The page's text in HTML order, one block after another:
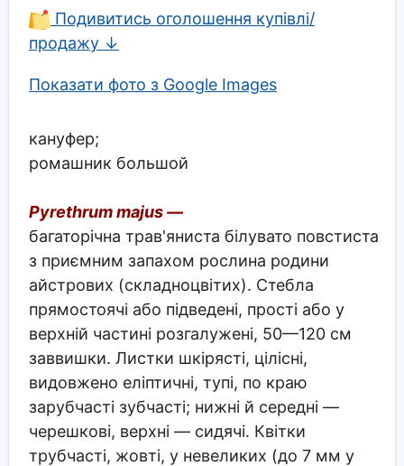
Подивитись оголошення купівлі/
продажу ↓
Показати фото з Google Images
кануфер;
ромашник большой
Pyrethrum majus —
багаторічна трав'яниста білувато повстиста
з приємним запахом рослина родини
айстрових (складноцвітих). Стебла
прямостоячі або підведені, прості або у
верхній частині розгалужені, 50—120 см
заввишки. Листки шкірясті, цілісні,
видовжено еліптичні, тупі, по краю
зарубчасті зубчасті; нижні й середні —
черешкові, верхні — сидячі. Квітки
трубчасті, жовті, у невеликих (до 7 мм у